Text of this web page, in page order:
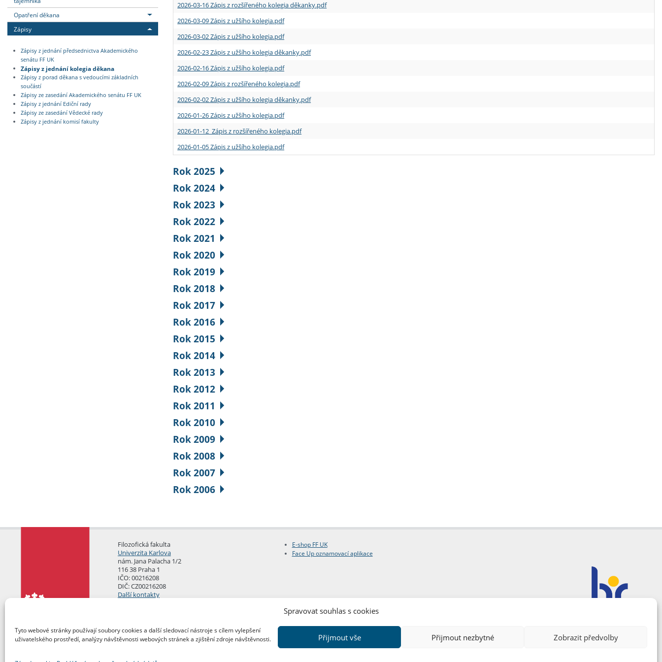
Spravovat souhlas s cookies
Tyto webové stránky používají soubory cookies a další sledovací nástroje s cílem vylepšení
uživatelského prostředí, analýzy návštěvnosti webových stránek a zjištění zdroje návštěvnosti.
Přijmout vše Přijmout nezbytné Zobrazit předvolby
Opatření děkana
Zápisy
Zápisy z jednání předsednictva Akademického
senátu FF UK
Zápisy z jednání kolegia děkana
Zápisy z porad děkana s vedoucími základních
součástí
Zápisy ze zasedání Akademického senátu FF UK
Zápisy z jednání Ediční rady
Zápisy ze zasedání Vědecké rady
Zápisy z jednání komisí fakulty
2026-03-16 Zápis z rozšířeného kolegia děkanky.pdf
2026-03-09 Zápis z užšího kolegia.pdf
2026-03-02 Zápis z užšího kolegia.pdf
2026-02-23 Zápis z užšího kolegia děkanky.pdf
2026-02-16 Zápis z užšího kolegia.pdf
2026-02-09 Zápis z rozšířeného kolegia.pdf
2026-02-02 Zápis z užšího kolegia děkanky.pdf
2026-01-26 Zápis z užšího kolegia.pdf
2026-01-12 Zápis z rozšířeného kolegia.pdf
2026-01-05 Zápis z užšího kolegia.pdf
Rok 2025
Rok 2024
Rok 2023
Rok 2022
Rok 2021
Rok 2020
Rok 2019
Rok 2018
Rok 2017
Rok 2016
Rok 2015
Rok 2014
Rok 2013
Rok 2012
Rok 2011
Rok 2010
Rok 2009
Rok 2008
Rok 2007
Rok 2006
Filozofická fakulta
Univerzita Karlova
nám. Jana Palacha 1/2
116 38 Praha 1
IČO: 00216208
DIČ: CZ00216208
Další kontakty
E-shop FF UK
Face Up oznamovací aplikace